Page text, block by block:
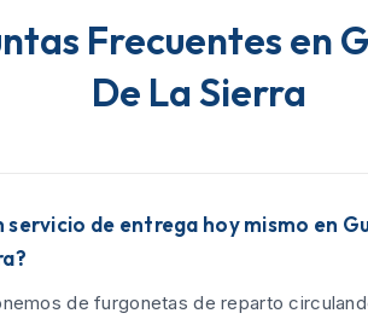
Frecuentes en
De La Sierra
servicio de entrega hoy mismo en
de furgonetas de reparto